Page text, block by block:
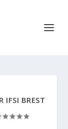
IFSI BREST